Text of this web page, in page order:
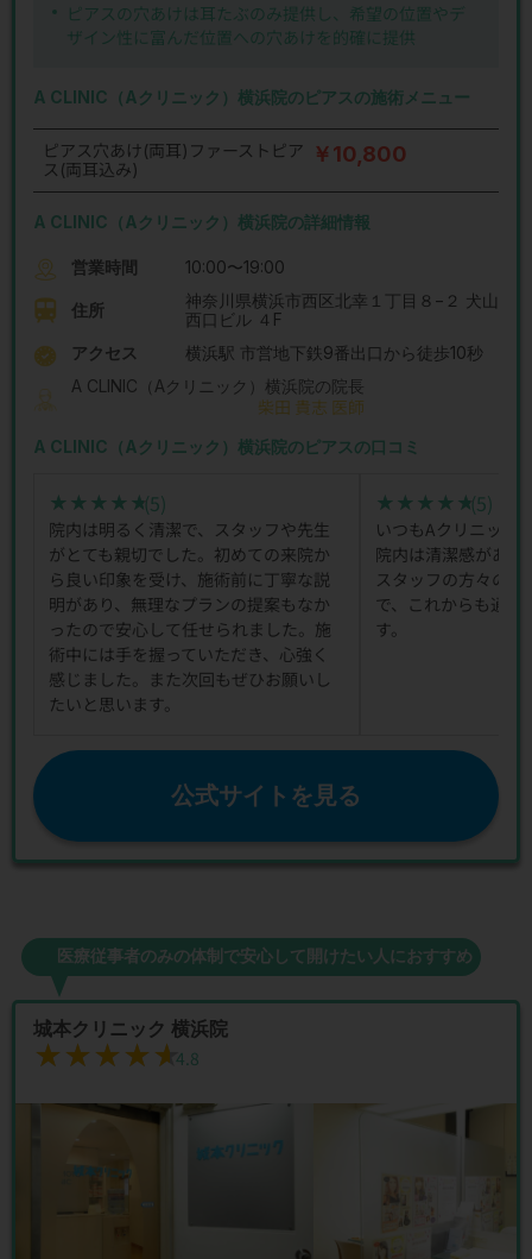
ピアスの穴あけは耳たぶのみ提供し、希望の位置やデ
ザイン性に富んだ位置への穴あけを的確に提供
A CLINIC（Aクリニック）横浜院のピアスの施術メニュー
ピアス穴あけ(両耳)ファーストピア
ス(両耳込み)
￥10,800
A CLINIC（Aクリニック）横浜院の詳細情報
営業時間 10:00〜19:00
住所
神奈川県横浜市西区北幸１丁目８−２ 犬山
西口ビル ４F
アクセス
横浜駅 市営地下鉄9番出口から徒歩10秒
A CLINIC（Aクリニック）横浜院の院長
柴田 貴志 医師
A CLINIC（Aクリニック）横浜院のピアスの口コミ
★★★★★
★★★★★(5)
院内は明るく清潔で、スタッフや先生
がとても親切でした。初めての来院か
ら良い印象を受け、施術前に丁寧な説
明があり、無理なプランの提案もなか
ったので安心して任せられました。施
術中には手を握っていただき、心強く
感じました。また次回もぜひお願いし
たいと思います。
★★★★★
★★★★★(5)
いつもAクリニック
院内は清潔感があり
スタッフの方々の
で、これからも通い
す。
公式サイトを見る
医療従事者のみの体制で安心して開けたい人におすすめ
城本クリニック 横浜院
★★★★★
★★★★★4.8